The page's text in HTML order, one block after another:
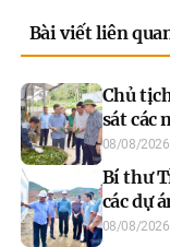
Bài viết liên
Chủ
sát các
08/08/2026
Bí thư
các dự
phương
08/08/2026